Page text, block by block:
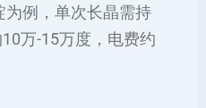
例，单次长晶需持
万-15万度‌，电费约‌